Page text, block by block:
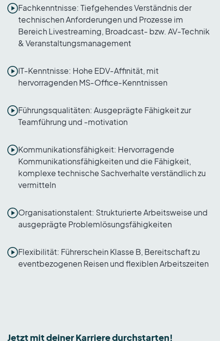
Fachkenntnisse: Tiefgehendes Verständnis der
technischen Anforderungen und Prozesse im
Bereich Livestreaming, Broadcast- bzw. AV-Technik
& Veranstaltungsmanagement
IT-Kenntnisse: Hohe EDV‐Affinität, mit
hervorragenden MS‐Office‐Kenntnissen
Führungsqualitäten: Ausgeprägte Fähigkeit zur
Teamführung und -motivation
Kommunikationsfähigkeit: Hervorragende
Kommunikationsfähigkeiten und die Fähigkeit,
komplexe technische Sachverhalte verständlich zu
vermitteln
Organisationstalent: Strukturierte Arbeitsweise und
ausgeprägte Problemlösungsfähigkeiten
Flexibilität: Führerschein Klasse B, Bereitschaft zu
eventbezogenen Reisen und flexiblen Arbeitszeiten
Jetzt mit deiner Karriere durchstarten!